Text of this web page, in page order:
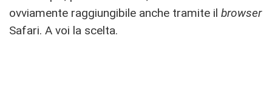
ovviamente raggiungibile anche tramite il browser
Safari. A voi la scelta.